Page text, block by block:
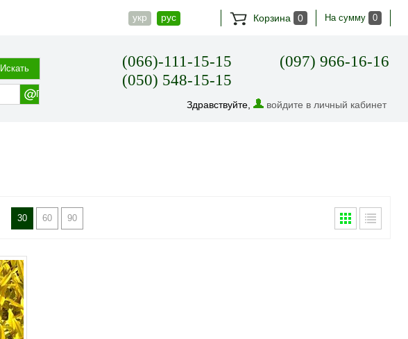
укр рус Корзина 0 На сумму 0
Искать
(066)-111-15-15
(050) 548-15-15
(097) 966-16-16
Здравствуйте, войдите в личный кабинет
30 60 90